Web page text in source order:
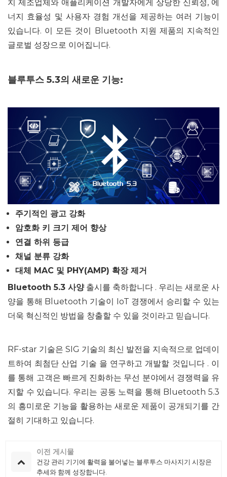
치 제조업체와 애플리케이션 개발자에게 상당한 신뢰성, 에
너지 효율성 및 사용자 경험 개선을 제공하는 여러 기능이
있습니다. 이 모든 것이 Bluetooth 지원 제품의 지속적인
글로벌 성장으로 이어집니다.
블루투스 5.3의 새로운 기능:
주기적인 광고 강화
암호화 키 크기 제어 향상
연결 하위 등급
채널 분류 강화
대체 MAC 및 PHY(AMP) 확장 제거
Bluetooth 5.3 사양출시를 축하합니다 . 우리는 새로운 사
양을 통해 Bluetooth 기술이 IoT 경쟁에서 승리할 수 있는
더욱 혁신적인 방법을 창출할 수 있을 것이라고 믿습니다.
RF-star 기술은 SIG 기술의 최신 발전을 지속적으로 업데이
트하여 최첨단 산업 기술 을 연구하고 개발할 것입니다 . 이
를 통해 고객은 빠르게 진화하는 무선 분야에서 경쟁력을 유
지할 수 있습니다. 우리는 공동 노력을 통해 Bluetooth 5.3
의 흥미로운 기능을 활용하는 새로운 제품이 공개되기를 간
절히 기대하고 있습니다.
이전 게시물
건강 관리 기기에 활력을 불어넣는 블루투스 마사지기 시장은
추세와 함께 성장합니다.